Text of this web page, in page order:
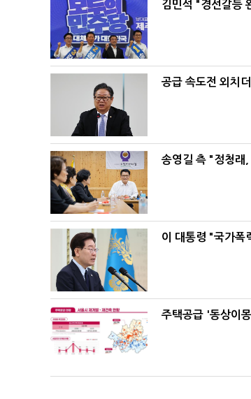
김민석 "경선갈등
공급 속도전 외치
송영길 측 "정청래
이 대통령 "국가폭
주택공급 '동상이